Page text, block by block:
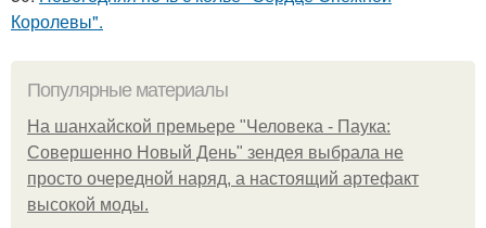
Королевы".
Популярные материалы
На шанхайской премьере "Человека - Паука:
Совершенно Новый День" зендея выбрала не
просто очередной наряд, а настоящий артефакт
высокой моды.